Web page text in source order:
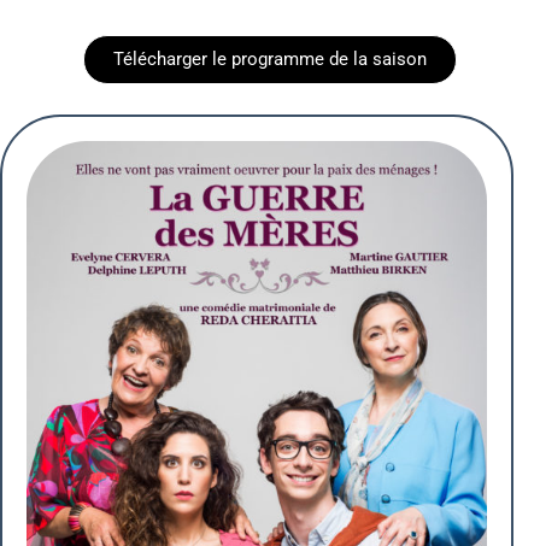
Télécharger le programme de la saison